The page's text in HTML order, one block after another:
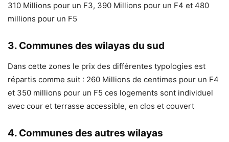
310 Millions pour un F3, 390 Millions pour un F4 et 480
millions pour un F5
3. Communes des wilayas du sud
Dans cette zones le prix des différentes typologies est
répartis comme suit : 260 Millions de centimes pour un F4
et 350 millions pour un F5 ces logements sont individuel
avec cour et terrasse accessible, en clos et couvert
4. Communes des autres wilayas